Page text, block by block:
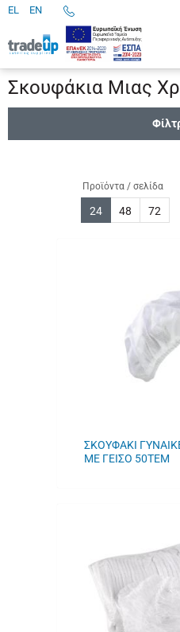
EL EN
παραγγελίες
Σκουφάκια Μιας
Προϊόντα / σελίδα
24 48 72
ΣΚΟΥΦΑΚΙ
ΜΕ ΓΕΙΣΟ 50ΤΕΜ